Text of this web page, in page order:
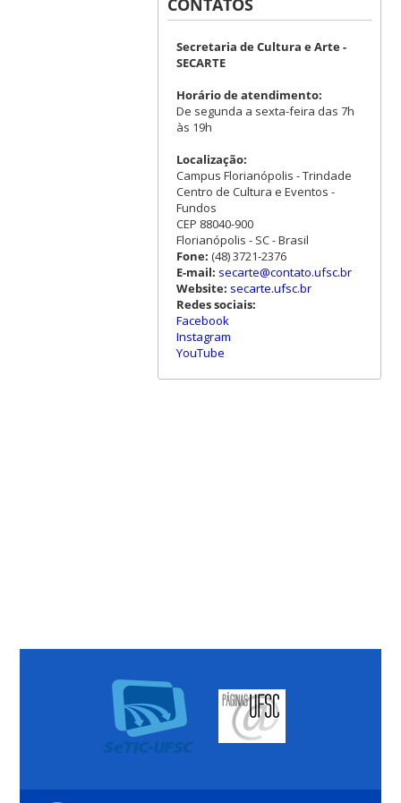
CONTATOS
Secretaria de Cultura e Arte -
SECARTE
Horário de atendimento:
De segunda a sexta-feira das 7h
às 19h
Localização:
Campus Florianópolis - Trindade
Centro de Cultura e Eventos -
Fundos
CEP 88040-900
Florianópolis - SC - Brasil
Fone: (48) 3721-2376
E-mail: secarte@contato.ufsc.br
Website: secarte.ufsc.br
Redes sociais:
Facebook
Instagram
YouTube